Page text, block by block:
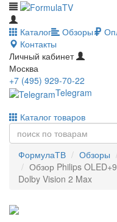
Каталог Обзоры
Контакты
Личный кабинет
Москва
+7 (495) 929-70-22
Telegram
Каталог товаров
ФормулаТВ Обзоры
Обзор Philips
Dolby Vision 2 Max